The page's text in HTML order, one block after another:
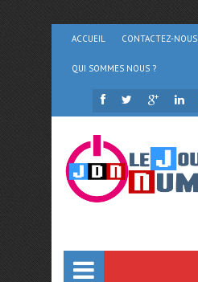
ACCUEIL CONTACTEZ-NOUS
QUI SOMMES NOUS ?